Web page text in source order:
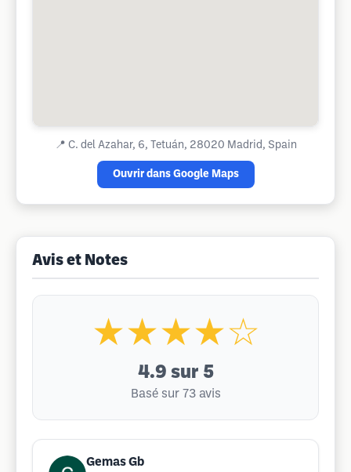
📍 C. del Azahar, 6, Tetuán, 28020 Madrid, Spain
Ouvrir dans Google Maps
Avis et Notes
★★★★☆
4.9 sur 5
Basé sur 73 avis
Gemas Gb